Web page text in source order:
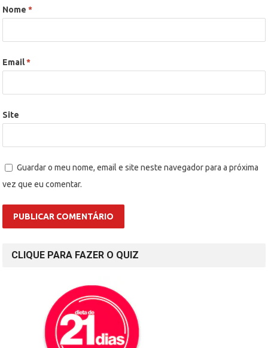
Nome*
Email*
Site
Guardar o meu nome, email e site neste navegador para a próxima
vez que eu comentar.
CLIQUE PARA FAZER O QUIZ